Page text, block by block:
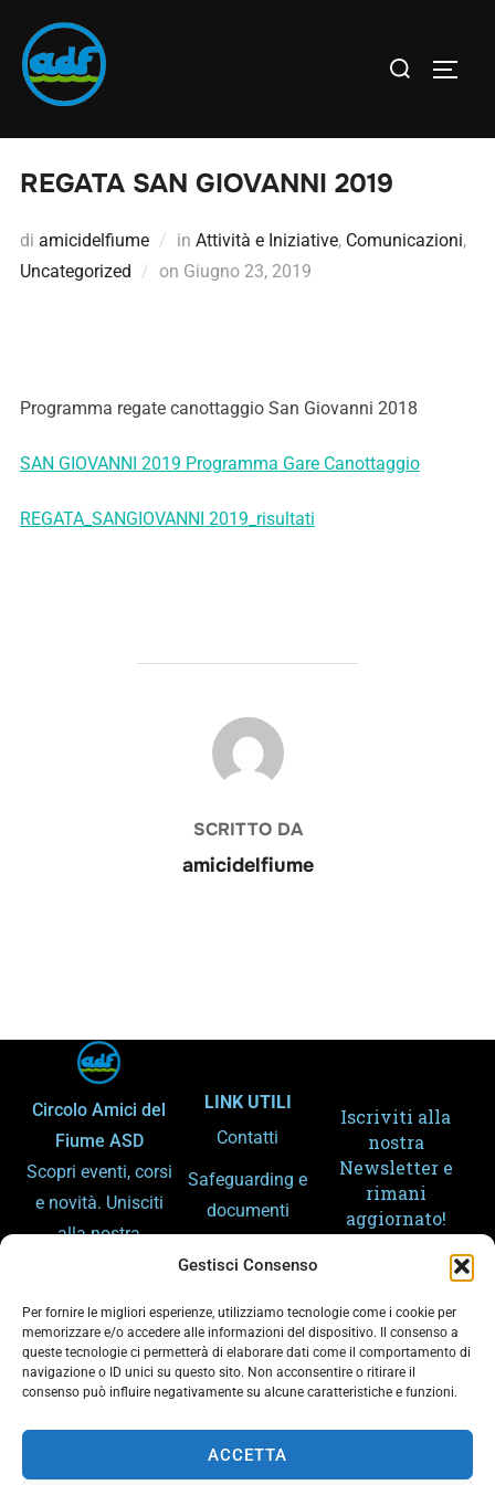
Gestisci Consenso
Per fornire le migliori esperienze, utilizziamo tecnologie come i cookie per
memorizzare e/o accedere alle informazioni del dispositivo. Il consenso a
queste tecnologie ci permetterà di elaborare dati come il comportamento di
navigazione o ID unici su questo sito. Non acconsentire o ritirare il
consenso può influire negativamente su alcune caratteristiche e funzioni.
ACCETTA
REGATA SAN GIOVANNI 2019
di amicidelfiume in Attività e Iniziative, Comunicazioni,
Uncategorized
on Giugno 23, 2019
Programma regate canottaggio San Giovanni 2018
SAN GIOVANNI 2019 Programma Gare Canottaggio
REGATA_SANGIOVANNI 2019_risultati
AUTORE DELL'ARTICOLO
SCRITTO DA
amicidelfiume
Circolo Amici del
Fiume ASD
Scopri eventi, corsi
e novità. Unisciti
alla nostra
passione per lo
sport e il fiume.
LINK UTILI
Contatti
Safeguarding e
documenti
Gemellaggi
Arpa – Meteo
Iscriviti alla
nostra
Newsletter e
rimani
aggiornato!